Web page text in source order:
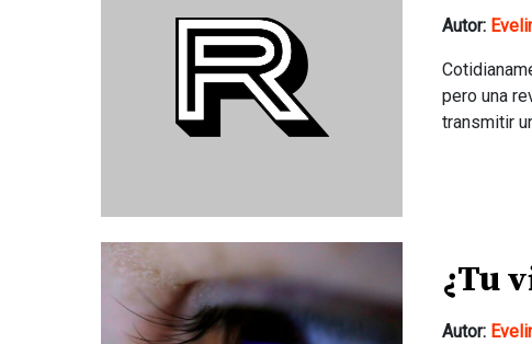
Autor:
pero una
transmitir
¿Tu
Autor: